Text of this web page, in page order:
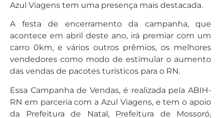
Azul Viagens tem uma presença mais destacada.
A festa de encerramento da campanha, que
acontece em abril deste ano, irá premiar com um
carro 0km, e vários outros prêmios, os melhores
vendedores como modo de estimular o aumento
das vendas de pacotes turísticos para o RN.
Essa Campanha de Vendas, é realizada pela ABIH-
RN em parceria com a Azul Viagens, e tem o apoio
da Prefeitura de Natal, Prefeitura de Mossoró,